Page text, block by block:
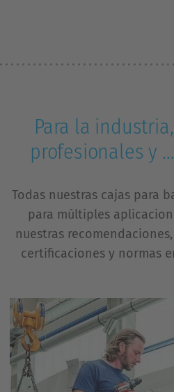
Para la
profesionales y
Todas nuestras cajas para
para múltiples
nuestras
certificaciones y normas